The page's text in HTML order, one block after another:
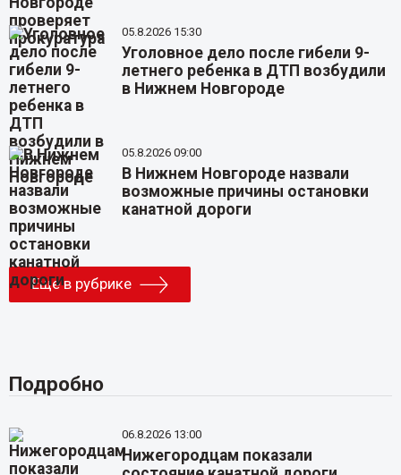
05.8.2026 15:30
Уголовное дело после гибели 9-
летнего ребенка в ДТП возбудили
в Нижнем Новгороде
05.8.2026 09:00
В Нижнем Новгороде назвали
возможные причины остановки
канатной дороги
Еще в рубрике
Подробно
06.8.2026 13:00
Нижегородцам показали